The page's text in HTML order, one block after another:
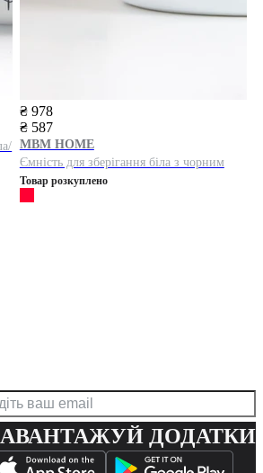
₴ 978
₴ 587
MBM HOME
Ємність для зберігання біла з чорним
Товар розкуплено
ДОДАТКИ